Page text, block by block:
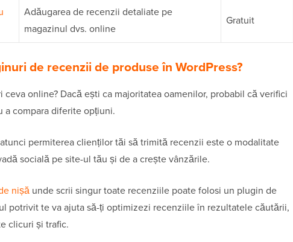
Adăugarea de recenzii detaliate pe
magazinul dvs. online
Gratuit
de recenzii de produse în WordPress?
ceva online? Dacă ești ca majoritatea oamenilor, probabil că verifici
compara diferite opțiuni.
permiterea clienților tăi să trimită recenzii este o modalitate
socială pe site-ul tău și de a crește vânzările.
nișă unde scrii singur toate recenziile poate folosi un plugin de
potrivit te va ajuta să-ți optimizezi recenziile în rezultatele căutării,
clicuri și trafic.